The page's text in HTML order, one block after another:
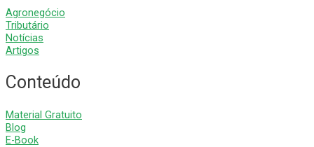
Agronegócio
Tributário
Notícias
Artigos
Conteúdo
Material Gratuito
Blog
E-Book